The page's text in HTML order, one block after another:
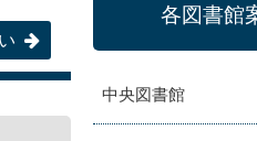
各図書館
中央図書館